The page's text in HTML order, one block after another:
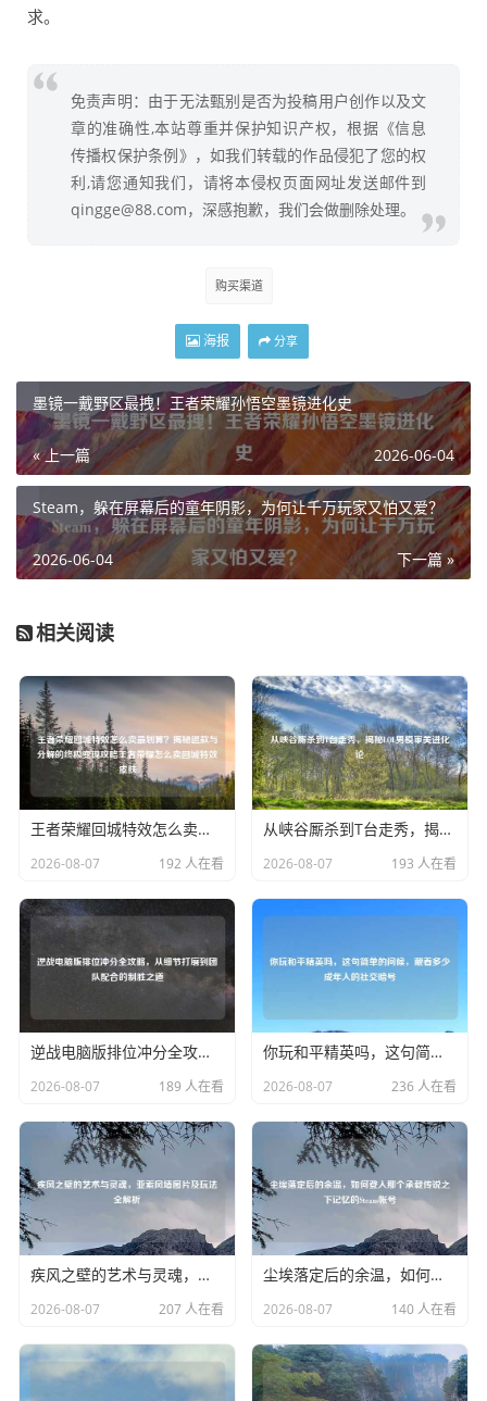
求。
免责声明：由于无法甄别是否为投稿用户创作以及文
章的准确性,本站尊重并保护知识产权，根据《信息
传播权保护条例》，如我们转载的作品侵犯了您的权
利,请您通知我们，请将本侵权页面网址发送邮件到
qingge@88.com，深感抱歉，我们会做删除处理。
购买渠道
海报 分享
墨镜一戴野区最拽！王者荣耀孙悟空墨镜进化史
« 上一篇 2026-06-04
Steam，躲在屏幕后的童年阴影，为何让千万玩家又怕又爱？
下一篇 »
2026-06-04
相关阅读
王者荣耀回城特效怎么卖最划算？揭秘退款与分解的终极变现攻略王者荣耀怎么卖回城特效皮肤
2026-08-07 192 人在看
从峡谷厮杀到T台走秀，揭秘LOL男模审美进化论
2026-08-07 193 人在看
逆战电脑版排位冲分全攻略，从细节打磨到团队配合的制胜之道
2026-08-07 189 人在看
你玩和平精英吗，这句简单的问候，藏着多少成年人的社交暗号
2026-08-07 236 人在看
疾风之壁的艺术与灵魂，亚索风墙图片及玩法全解析
2026-08-07 207 人在看
尘埃落定后的余温，如何登入那个承载传说之下记忆的Steam帐号
2026-08-07 140 人在看